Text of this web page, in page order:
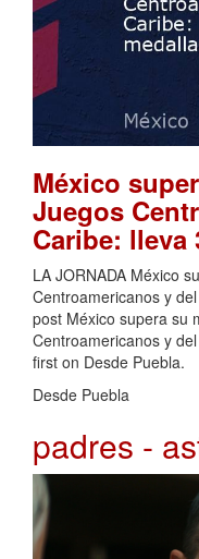
México
Juegos
Caribe: lleva
LA JORNADA México
Centroamericanos y
post México supera su
Centroamericanos y
first on Desde Puebla.
Desde Puebla
padres -